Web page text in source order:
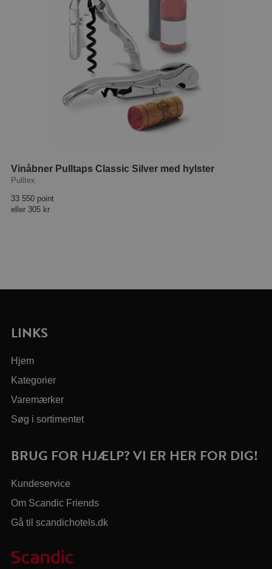
Vinåbner Pulltaps Classic Silver med hylster
Pulltex
33 550 point
eller 305 kr
LINKS
Hjem
Kategorier
Varemærker
Søg i sortimentet
BRUG FOR HJÆLP? VI ER HER FOR DIG!
Kundeservice
Om Scandic Friends
Gå til scandichotels.dk